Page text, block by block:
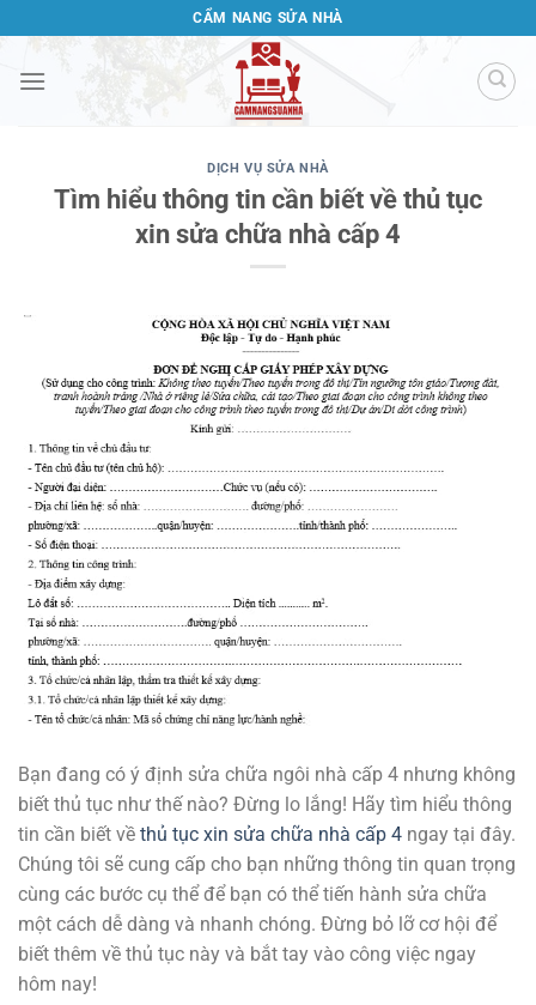
qua
nội
CẨM NANG SỬA NHÀ
DỊCH VỤ SỬA NHÀ
Tìm hiểu thông tin cần biết về thủ tục
xin sửa chữa nhà cấp 4
Bạn đang có ý định sửa chữa ngôi nhà cấp 4 nhưng không
biết thủ tục như thế nào? Đừng lo lắng! Hãy tìm hiểu thông
tin cần biết về thủ tục xin sửa chữa nhà cấp 4 ngay tại đây.
Chúng tôi sẽ cung cấp cho bạn những thông tin quan trọng
cùng các bước cụ thể để bạn có thể tiến hành sửa chữa
một cách dễ dàng và nhanh chóng. Đừng bỏ lỡ cơ hội để
biết thêm về thủ tục này và bắt tay vào công việc ngay
hôm nay!